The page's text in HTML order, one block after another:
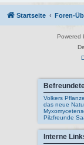
Startseite Foren-
Powered
Volkers
das neue
Pilzfreunde
Interne